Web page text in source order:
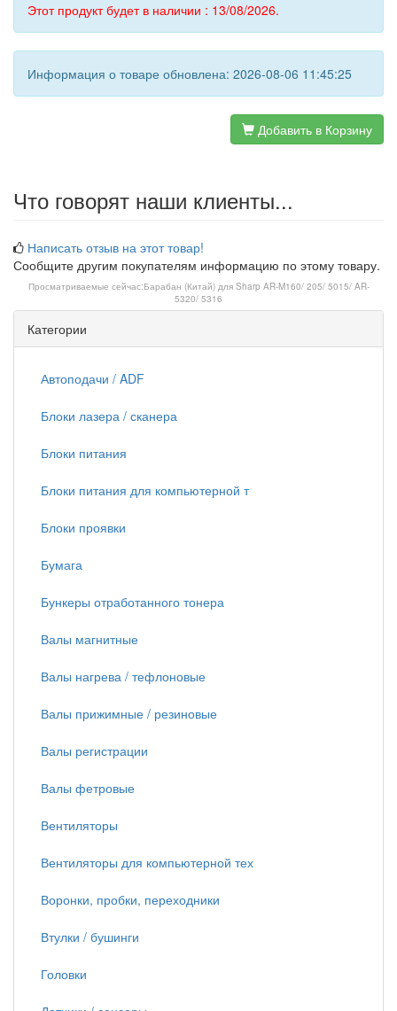
Этот продукт будет в наличии : 13/08/2026.
Информация о товаре обновлена: 2026-08-06 11:45:25
Добавить в Корзину
Что говорят наши клиенты...
Написать отзыв на этот товар!
Сообщите другим покупателям информацию по этому товару.
Просматриваемые сейчас:Барабан (Китай) для Sharp AR-M160/ 205/ 5015/ AR-
5320/ 5316
Категории
Автоподачи / ADF
Блоки лазера / сканера
Блоки питания
Блоки питания для компьютерной т
Блоки проявки
Бумага
Бункеры отработанного тонера
Валы магнитные
Валы нагрева / тефлоновые
Валы прижимные / резиновые
Валы регистрации
Валы фетровые
Вентиляторы
Вентиляторы для компьютерной тех
Воронки, пробки, переходники
Втулки / бушинги
Головки